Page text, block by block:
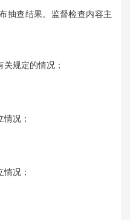
抽查结果。监督检查内容主
关规定的情况；
情况；
情况；